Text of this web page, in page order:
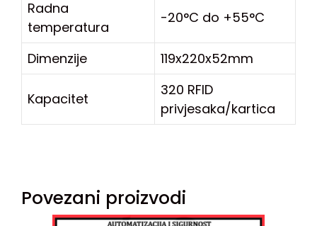
Radna
temperatura
-20°C do +55°C
Dimenzije 119x220x52mm
Kapacitet
320 RFID
privjesaka/kartica
Povezani proizvodi